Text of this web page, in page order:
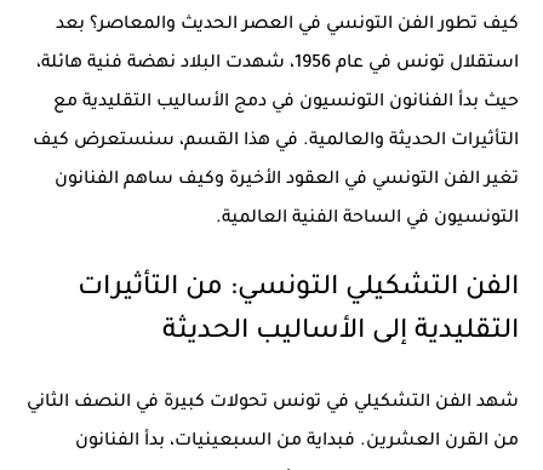
كيف تطورالفن التونسي في العصر الحديث والمعاصر؟ بعد
استقلال تونس في عام 1956، شهدت البلاد نهضة فنية هائلة،
حيث بدأ الفنانون التونسيون في دمج الأساليب التقليدية مع
التأثيرات الحديثة والعالمية. في هذا القسم، سنستعرض كيف
تغيرالفن التونسي في العقود الأخيرة وكيف ساهم الفنانون
التونسيون في الساحة الفنية العالمية.
الفن التشكيلي التونسي: من التأثيرات
التقليدية إلى الأساليب الحديثة
شهد الفن التشكيلي في تونس تحولات كبيرة في النصف الثاني
من القرن العشرين. فبداية من السبعينيات، بدأ الفنانون